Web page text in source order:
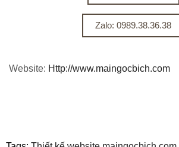
Zalo: 0989.38.36.38
Website: Http://www.maingocbich.com